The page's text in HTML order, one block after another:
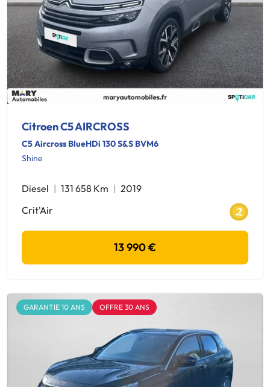
Citroen C5 AIRCROSS
C5 Aircross BlueHDi 130 S&S BVM6
Shine
Diesel 131 658 Km
2019
Crit'Air
13 990 €
GARANTIE 10 ANS OFFRE 30 ANS